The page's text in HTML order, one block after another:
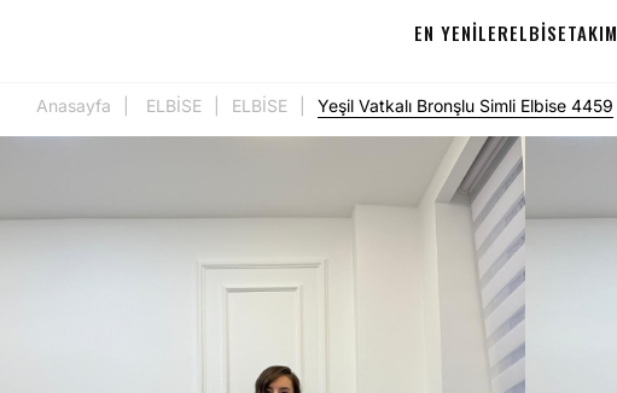
EN YENİLERELBİSETAKIM
Anasayfa ELBİSE ELBİSE Yeşil Vatkalı Bronşlu Simli Elbise 4459